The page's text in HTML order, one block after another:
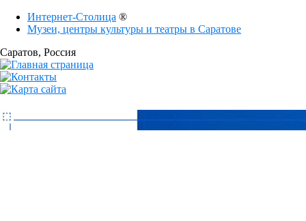
Интернет-Столица ®
Музеи, центры культуры и театры в Саратове
Саратов, Россия